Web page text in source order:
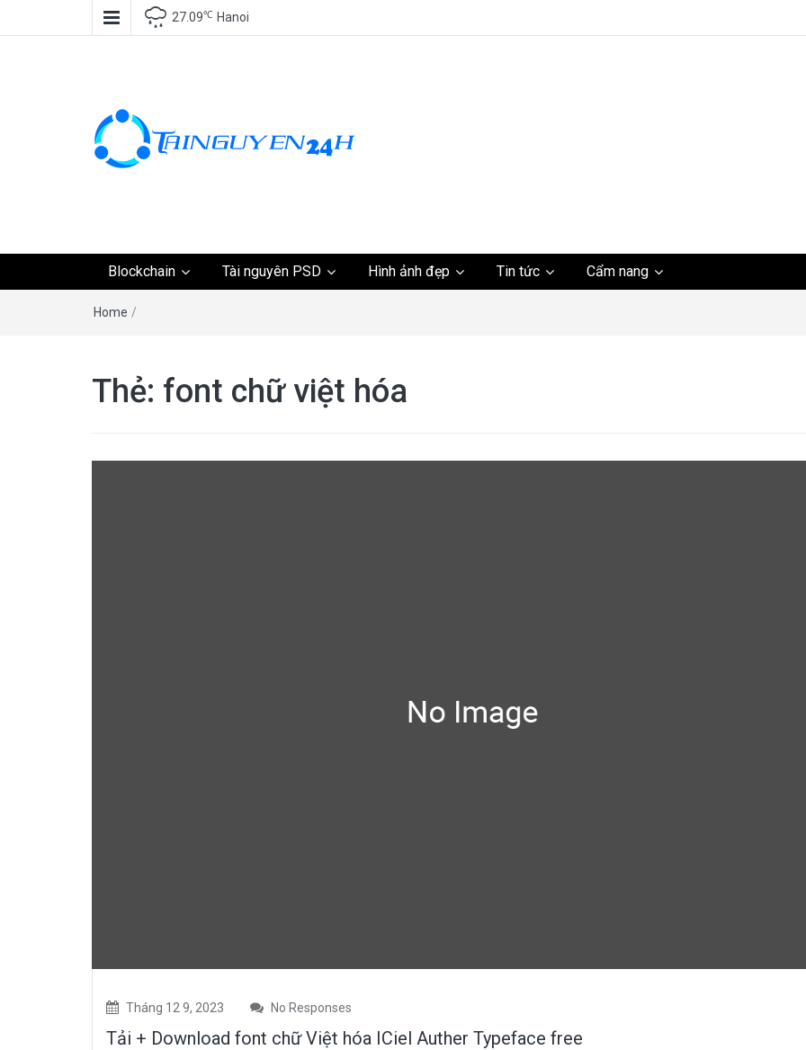
27.09℃ Hanoi
tài nguyên đồ họa, kho
Blockchain Tài nguyên PSD Hình ảnh đẹp Tin tức Cẩm nang
Home /
Thẻ: font chữ việt hóa
Tháng 12 9, 2023 No Responses
Tải + Download font chữ Việt hóa ICiel Auther Typeface free